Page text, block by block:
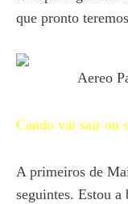
que pronto
Aereo
Cando vai sair ou
A primeiros de
seguintes. Estou a